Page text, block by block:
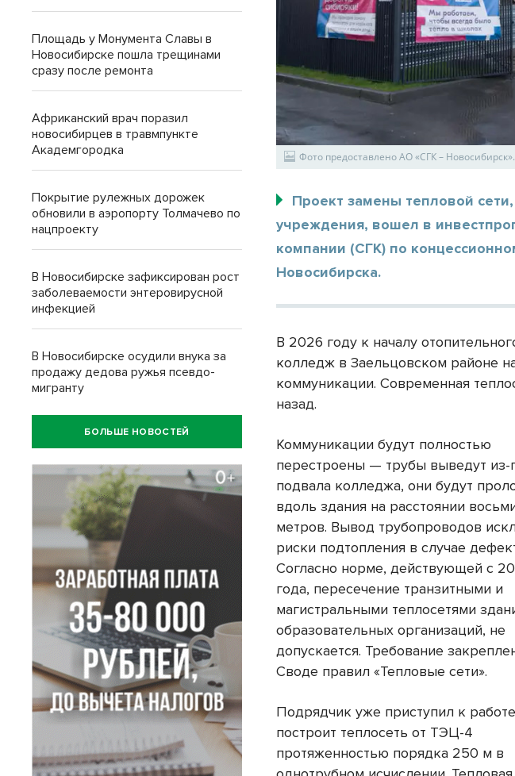
Фото предоставлено АО «СГК – Новосибирск».
Проект замены тепловой
учреждения, вошел в
компании (СГК) по
Новосибирска.
В 2026 году к началу
колледж в Заельцовском районе
коммуникации. Современная
назад.
Коммуникации будут полностью
перестроены — трубы выведут из-
подвала колледжа, они будут
вдоль здания на расстоянии
метров. Вывод трубопроводов
риски подтопления в случае
Согласно норме, действующей с
года, пересечение транзитными и
магистральными теплосетями
образовательных организаций, не
допускается. Требование
Своде правил «Тепловые сети».
Подрядчик уже приступил к
построит теплосеть от ТЭЦ-4
протяженностью порядка 250 м в
Площадь у Монумента Славы в
Новосибирске пошла трещинами
сразу после ремонта
Африканский врач поразил
новосибирцев в травмпункте
Академгородка
Покрытие рулежных дорожек
обновили в аэропорту Толмачево по
нацпроекту
В Новосибирске зафиксирован рост
заболеваемости энтеровирусной
инфекцией
В Новосибирске осудили внука за
продажу дедова ружья псевдо-
мигранту
БОЛЬШЕ НОВОСТЕЙ